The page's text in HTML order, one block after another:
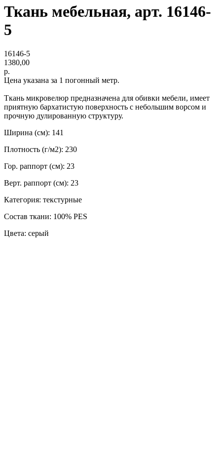
Ткань мебельная, арт. 16146-
5
16146-5
1380,00
р.
Цена указана за 1 погонный метр.
Ткань микровелюр предназначена для обивки мебели, имеет
приятную бархатистую поверхность с небольшим ворсом и
прочную дулированную структуру.
Ширина (см): 141
Плотность (г/м2): 230
Гор. раппорт (см): 23
Верт. раппорт (см): 23
Категория: текстурные
Состав ткани: 100% PES
Цвета: серый